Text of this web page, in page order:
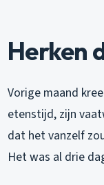
Herken
Vorige maand
etenstijd, zijn
dat het vanzelf
Het was al drie